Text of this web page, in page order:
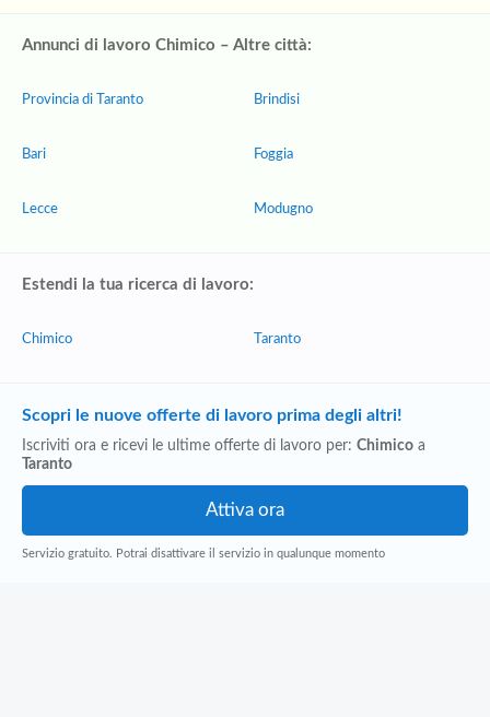
Annunci di lavoro Chimico – Altre città:
Provincia di Taranto
Bari
Lecce
Brindisi
Foggia
Modugno
Estendi la tua ricerca di lavoro:
Chimico Taranto
Scopri le nuove offerte di lavoro prima degli altri!
Iscriviti ora e ricevi le ultime offerte di lavoro per: Chimico a
Taranto
Servizio gratuito. Potrai disattivare il servizio in qualunque momento